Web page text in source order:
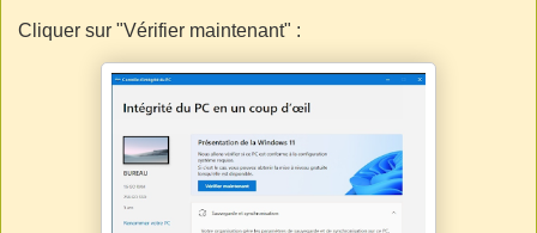
Cliquer sur "Vérifier maintenant" :